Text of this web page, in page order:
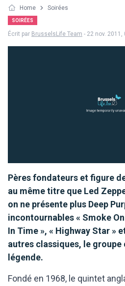
Home Soirées
SOIRÉES
Écrit par BrusselsLife Team - 22 nov. 2011,
Pères fondateurs et figure
au même titre que Led
on ne présente plus Deep
incontournables « Smoke
In Time », « Highway Star »
autres classiques, le groupe
légende.
Fondé en 1968, le quintet